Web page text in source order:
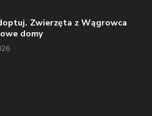
Zwierzęta z Wągrowca
domy